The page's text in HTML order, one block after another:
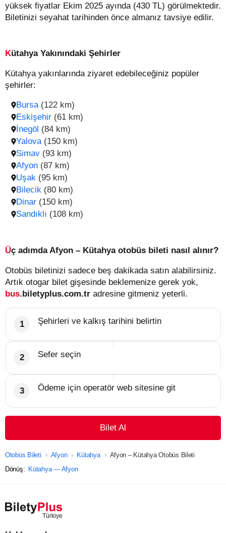
yüksek fiyatlar Ekim 2025 ayında (430 TL) görülmektedir.
Biletinizi seyahat tarihinden önce almanız tavsiye edilir.
Kütahya Yakınındaki Şehirler
Kütahya yakınlarında ziyaret edebileceğiniz popüler
şehirler:
Bursa (122 km)
Afyon (87 km)
Eskişehir (61 km)
Uşak (95 km)
İnegöl (84 km)
Bilecik (80 km)
Yalova (150 km)
Dinar (150 km)
Simav (93 km)
Sandıklı (108 km)
Üç adımda Afyon – Kütahya otobüs bileti nasıl alınır?
Otobüs biletinizi sadece beş dakikada satın alabilirsiniz.
Artık otogar bilet gişesinde beklemenize gerek yok,
bus.biletyplus.com.tr adresine gitmeniz yeterli.
Şehirleri ve kalkış tarihini belirtin
Sefer seçin
Ödeme için operatör web sitesine git
Bilet Al
Otobüs Bileti Afyon Kütahya
Afyon – Kütahya Otobüs Bileti
Dönüş: Kütahya — Afyon